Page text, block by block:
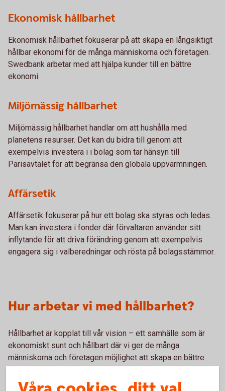
Ekonomisk hållbarhet
Ekonomisk hållbarhet fokuserar på att skapa en långsiktigt
hållbar ekonomi för de många människorna och företagen.
Swedbank arbetar med att hjälpa kunder till en bättre
ekonomi.
Miljömässig hållbarhet
Miljömässig hållbarhet handlar om att hushålla med
planetens resurser. Det kan du bidra till genom att
exempelvis investera i i bolag som tar hänsyn till
Parisavtalet för att begränsa den globala uppvärmningen.
Affärsetik
Affärsetik fokuserar på hur ett bolag ska styras och ledas.
Man kan investera i fonder där förvaltaren använder sitt
inflytande för att driva förändring genom att exempelvis
engagera sig i valberedningar och rösta på bolagsstämmor.
Hur arbetar vi med hållbarhet?
Hållbarhet är kopplat till vår vision – ett samhälle som är
ekonomiskt sunt och hållbart där vi ger de många
människorna och företagen möjlighet att skapa en bättre
framtid.